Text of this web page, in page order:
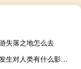
失落之地怎么去
日食的发生对人类有什么影响？